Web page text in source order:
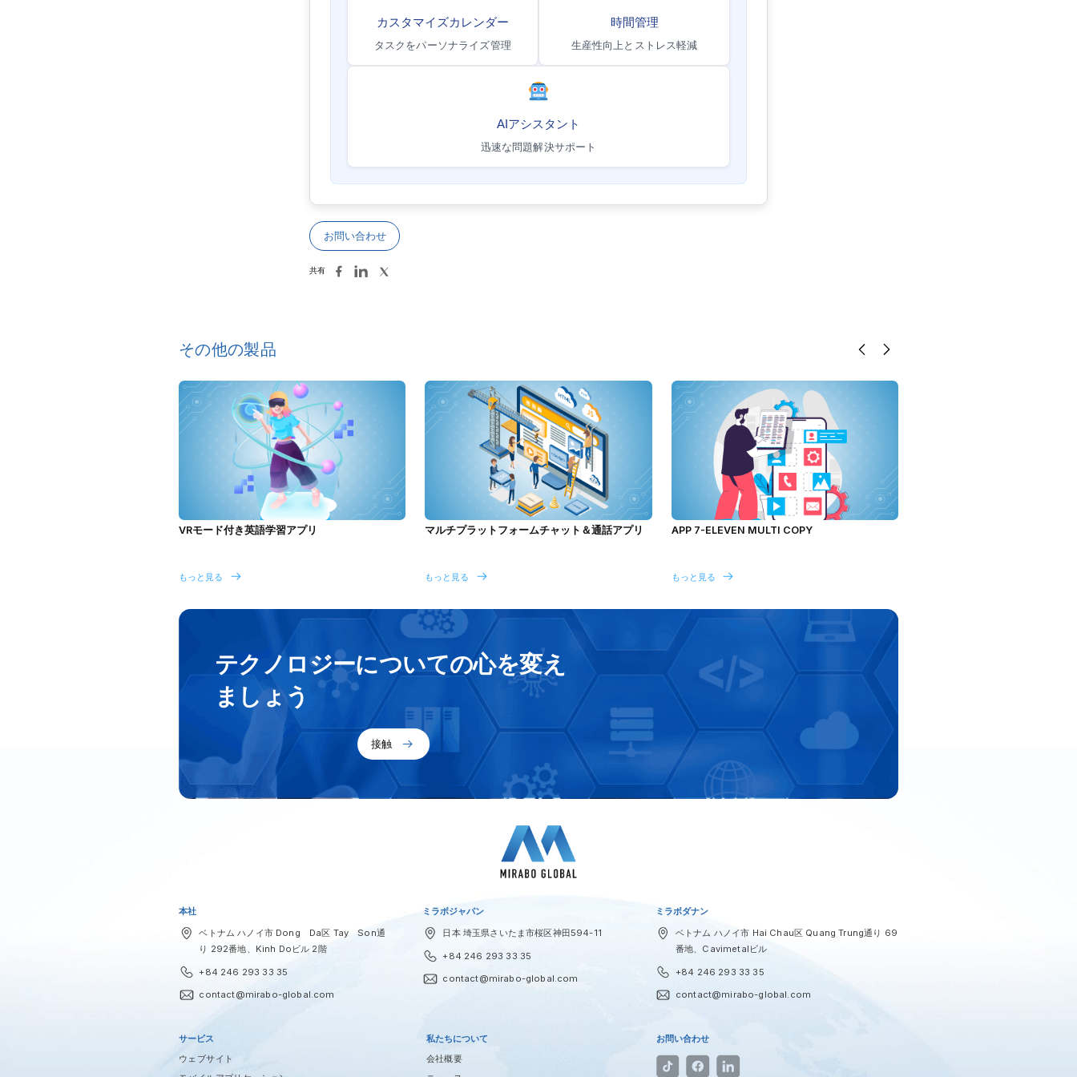
カスタマイズカレンダー
タスクをパーソナライズ管理
時間管理
生産性向上とストレス軽減
AIアシスタント
迅速な問題解決サポート
お問い合わせ
共有
その他の製品
VRモード付き英語学習アプリ
もっと見る
マルチプラットフォームチャット＆通話アプリ
もっと見る
APP 7-ELEVEN MULTI COPY
もっと見る
テクノロジーについての心を変え
ましょう
接触
本社
ベトナム ハノイ市 Dong Da区 Tay Son通
り 292番地、Kinh Doビル 2階
+84 246 293 33 35
contact@mirabo-global.com
ミラボジャパン
日本 埼玉県さいたま市桜区神田594-11
+84 246 293 33 35
contact@mirabo-global.com
ミラボダナン
ベトナム ハノイ市 Hai Chau区 Quang Trung通り 69
番地、Cavimetalビル
+84 246 293 33 35
contact@mirabo-global.com
サービス
ウェブサイト
私たちについて
会社概要
お問い合わせ